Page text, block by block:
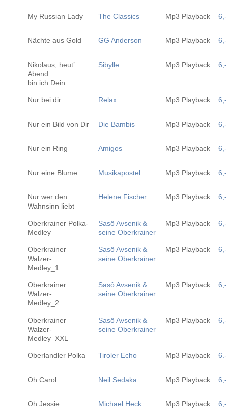
My Russian Lady The Classics Mp3 Playback
Nächte aus Gold GG Anderson Mp3 Playback
Nikolaus, heut’
Abend
bin ich Dein
Sibylle Mp3 Playback
Nur bei dir Relax Mp3 Playback
Nur ein Bild von Dir Die Bambis Mp3 Playback
Nur ein Ring Amigos Mp3 Playback
Nur eine Blume Musikapostel Mp3 Playback
Nur wer den
Wahnsinn liebt
Helene Fischer Mp3 Playback
Oberkrainer Polka-
Medley
Sasô Avsenik &
seine Oberkrainer
Mp3 Playback
Oberkrainer
Walzer-
Medley_1
Sasô Avsenik &
seine Oberkrainer
Mp3 Playback
Oberkrainer
Walzer-
Medley_2
Sasô Avsenik &
seine Oberkrainer
Mp3 Playback
Oberkrainer
Walzer-
Medley_XXL
Sasô Avsenik &
seine Oberkrainer
Mp3 Playback
Oberlandler Polka Tiroler Echo Mp3 Playback
Oh Carol Neil Sedaka Mp3 Playback
Oh Jessie Michael Heck Mp3 Playback